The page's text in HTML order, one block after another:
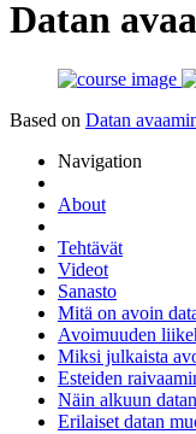
Datan
Based on Datan
Navigation
About
Tehtävät
Videot
Sanasto
Mitä on avoin
Avoimuuden
Miksi julkaista
Esteiden
Näin alkuun
Erilaiset datan